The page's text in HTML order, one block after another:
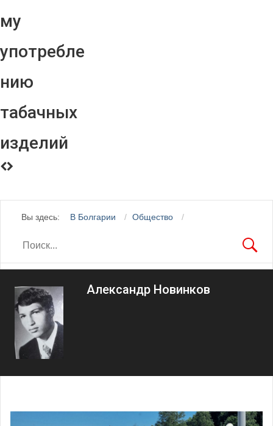
му
употребле
нию
табачных
изделий
Вы здесь: В Болгарии Общество
Александр Новинков